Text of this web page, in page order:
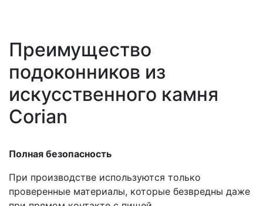
Преимущество
подоконников из
искусственного камня
Corian
Полная безопасность
При производстве используются только
проверенные материалы, которые безвредны даже